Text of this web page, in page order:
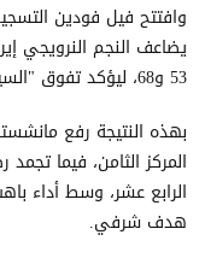
يضاعف النجم النرويجي
53 و68، ليؤكد تفوق "السيتي" ويقود فريقه لتحقيق فوز معنوي كبير.
الرابع عشر، وسط أداء
هدف شرفي.